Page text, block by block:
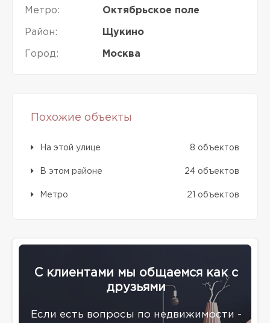
Метро: Октябрьское поле
Район: Щукино
Город: Москва
Похожие объекты
На этой улице 8 объектов
В этом районе 24 объектов
Метро 21 объектов
С клиентами мы общаемся как с
друзьями
Eсли есть вопросы по недвижимости -